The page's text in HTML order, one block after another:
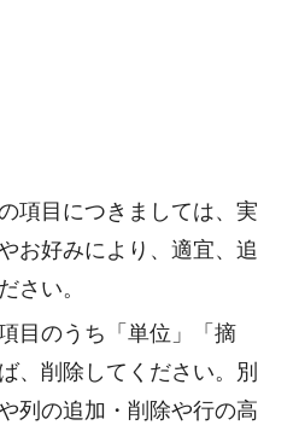
項目につきましては、実
お好みにより、適宜、追
さい。
目のうち「単位」「摘
、削除してください。別
列の追加・削除や行の高